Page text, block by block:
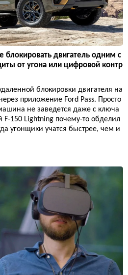
блокировать двигатель одним с
от угона или цифровой контр
блокировки двигателя на
приложение Ford Pass. Просто
не заведется даже с ключа
F-150 Lightning почему-то обделил
угонщики учатся быстрее, чем и